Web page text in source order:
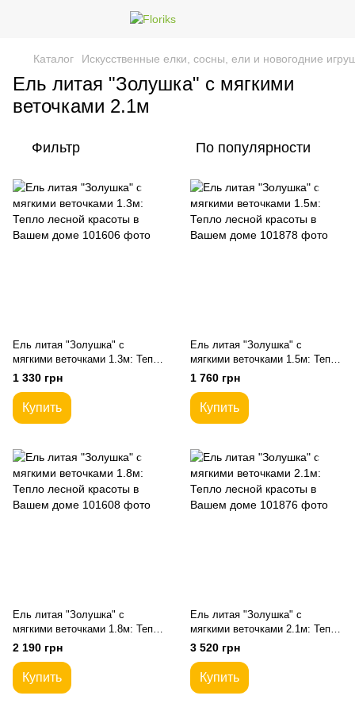
Каталог Искусственные елки, сосны, ели и новогодние
Ель литая "Золушка" с мягкими
веточками 2.1м
Фильтр По популярности
Ель литая "Золушка" с
мягкими веточками 1.3м: Тепло
лесной красоты в Вашем доме
1 330 грн
Купить
Ель литая "Золушка" с
мягкими веточками 1.5м: Тепло
лесной красоты в Вашем доме
1 760 грн
Купить
Ель литая "Золушка" с
мягкими веточками 1.8м: Тепло
лесной красоты в Вашем доме
2 190 грн
Купить
Ель литая "Золушка" с
мягкими веточками 2.1м: Тепло
лесной красоты в Вашем доме
3 520 грн
Купить